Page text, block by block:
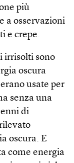
più
a osservazioni
e crepe.
irrisolti sono
oscura
usate per
senza una
di
oscura. E
come energia